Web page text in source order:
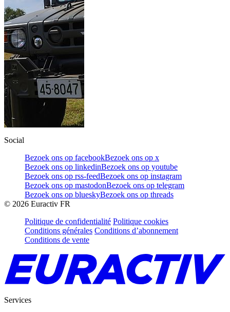
Social
Bezoek ons op facebookBezoek ons op x
Bezoek ons op linkedinBezoek ons op youtube
Bezoek ons op rss-feedBezoek ons op instagram
Bezoek ons op mastodonBezoek ons op telegram
Bezoek ons op blueskyBezoek ons op threads
© 2026 Euractiv FR
Politique de confidentialité Politique cookies
Conditions générales Conditions d’abonnement
Conditions de vente
Services